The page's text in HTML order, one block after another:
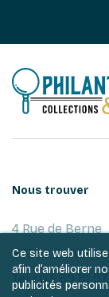
Nous trouver
4 Rue de Berne
67300
Tél. : 03 69 81
Ce site web
afin d’améliorer
publicités